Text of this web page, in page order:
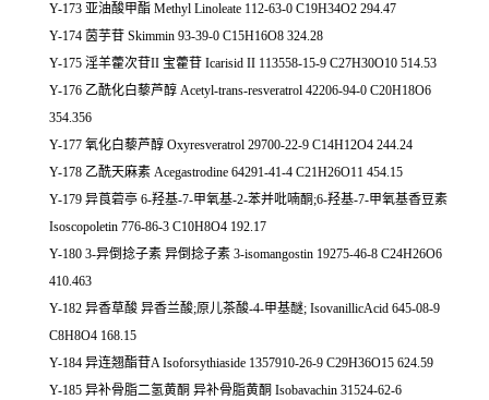
Y-173 亚油酸甲酯 Methyl Linoleate 112-63-0 C19H34O2 294.47
Y-174 茵芋苷 Skimmin 93-39-0 C15H16O8 324.28
Y-175 淫羊藿次苷II 宝藿苷 Icarisid II 113558-15-9 C27H30O10 514.53
Y-176 乙酰化白藜芦醇 Acetyl-trans-resveratrol 42206-94-0 C20H18O6
354.356
Y-177 氧化白藜芦醇 Oxyresveratrol 29700-22-9 C14H12O4 244.24
Y-178 乙酰天麻素 Acegastrodine 64291-41-4 C21H26O11 454.15
Y-179 异莨菪亭 6-羟基-7-甲氧基-2-苯并吡喃酮;6-羟基-7-甲氧基香豆素
Isoscopoletin 776-86-3 C10H8O4 192.17
Y-180 3-异倒捻子素 异倒捻子素 3-isomangostin 19275-46-8 C24H26O6
410.463
Y-182 异香草酸 异香兰酸;原儿茶酸-4-甲基醚; IsovanillicAcid 645-08-9
C8H8O4 168.15
Y-184 异连翘酯苷A Isoforsythiaside 1357910-26-9 C29H36O15 624.59
Y-185 异补骨脂二氢黄酮 异补骨脂黄酮 Isobavachin 31524-62-6